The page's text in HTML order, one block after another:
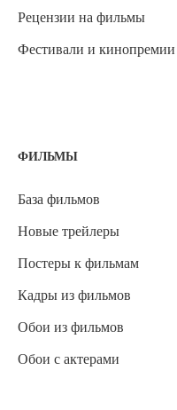
Рецензии на фильмы
Фестивали и кинопремии
ФИЛЬМЫ
База фильмов
Новые трейлеры
Постеры к фильмам
Кадры из фильмов
Обои из фильмов
Обои с актерами